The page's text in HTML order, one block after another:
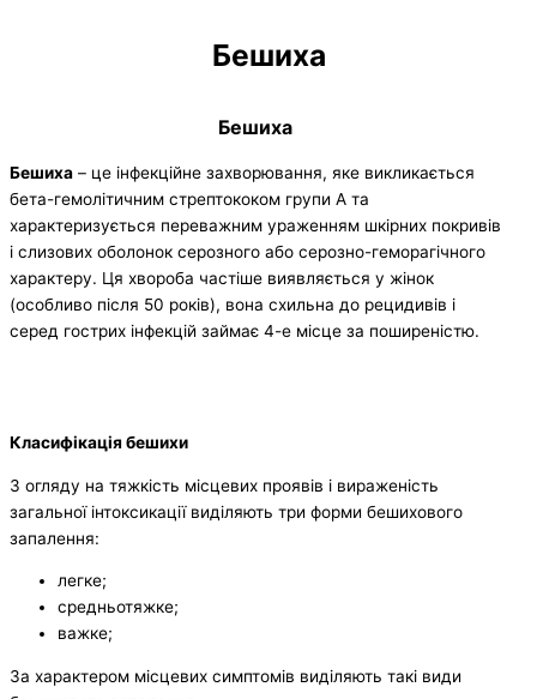
Бешиха
Бешиха
Бешиха – це інфекційне захворювання, яке викликається
бета-гемолітичним стрептококом групи A та
характеризується переважним ураженням шкірних покривів
і слизових оболонок серозного або серозно-геморагічного
характеру. Ця хвороба частіше виявляється у жінок
(особливо після 50 років), вона схильна до рецидивів і
серед гострих інфекцій займає 4-е місце за поширеністю.
Класифікація бешихи
З огляду на тяжкість місцевих проявів і вираженість
загальної інтоксикації виділяють три форми бешихового
запалення:
легке;
средньотяжке;
важке;
За характером місцевих симптомів виділяють такі види